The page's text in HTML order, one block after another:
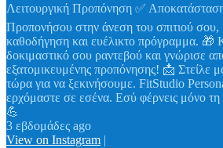
Λειτουργική Προπόνηση ✅
Προπονήσου στην άνεση του σπιτιού σου,
καθοδήγηση και ευέλικτο πρόγραμμα. 🎁
δοκιμαστικό σου ραντεβού και γνώρισε
εξατομικευμένης προπόνησης! 📩 Στείλε
τώρα για να ξεκινήσουμε. FitStudio
ερχόμαστε σε εσένα. Εσύ φέρνεις μόνο
💪
3 εβδομάδες ago
View on Instagram |